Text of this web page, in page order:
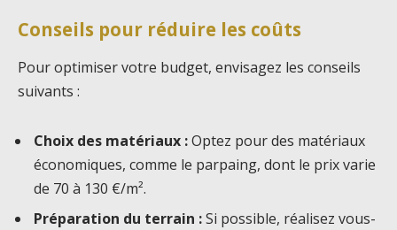
Conseils pour réduire les coûts
Pour optimiser votre budget, envisagez les conseils
suivants :
Choix des matériaux :Optez pour des matériaux
économiques, comme le parpaing, dont le prix varie
de 70 à 130 €/m².
Préparation du terrain :Si possible, réalisez vous-